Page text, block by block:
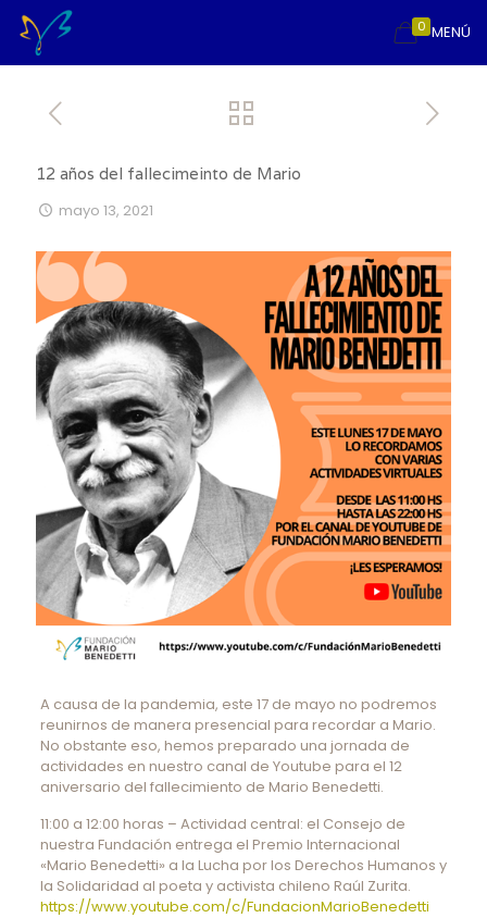
MENÚ
0
12 años del fallecimeinto de Mario
mayo 13, 2021
A causa de la pandemia, este 17 de mayo no podremos
reunirnos de manera presencial para recordar a Mario.
No obstante eso, hemos preparado una jornada de
actividades en nuestro canal de Youtube para el 12
aniversario del fallecimiento de Mario Benedetti.
11:00 a 12:00 horas – Actividad central: el Consejo de
nuestra Fundación entrega el Premio Internacional
«Mario Benedetti» a la Lucha por los Derechos Humanos y
la Solidaridad al poeta y activista chileno Raúl Zurita.
https://www.youtube.com/c/FundacionMarioBenedetti